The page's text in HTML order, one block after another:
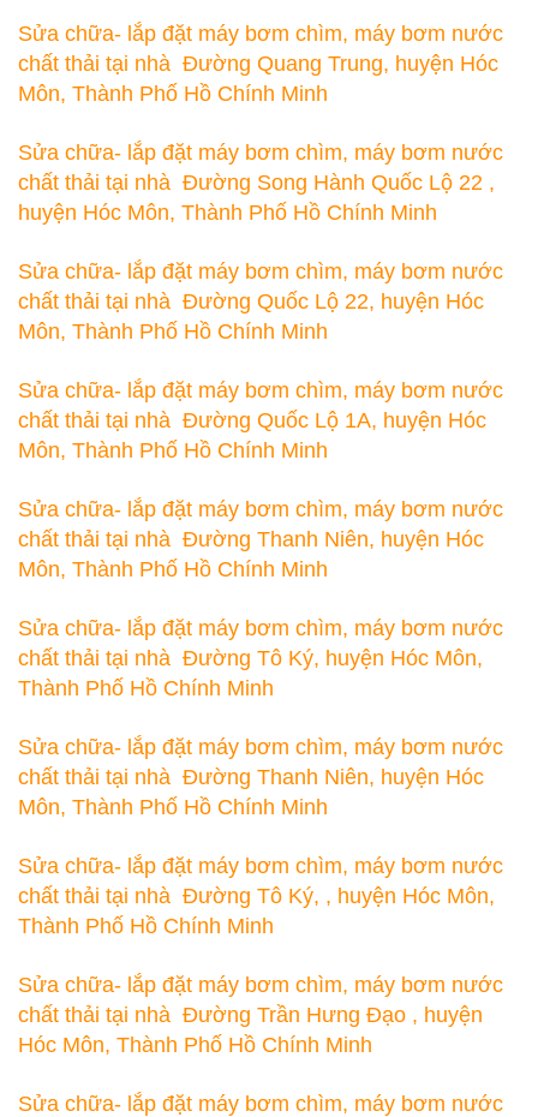
Sửa chữa- lắp đặt máy bơm chìm, máy bơm nước
chất thải tại nhà Đường Quang Trung, huyện Hóc
Môn, Thành Phố Hồ Chính Minh
Sửa chữa- lắp đặt máy bơm chìm, máy bơm nước
chất thải tại nhà Đường Song Hành Quốc Lộ 22 ,
huyện Hóc Môn, Thành Phố Hồ Chính Minh
Sửa chữa- lắp đặt máy bơm chìm, máy bơm nước
chất thải tại nhà Đường Quốc Lộ 22, huyện Hóc
Môn, Thành Phố Hồ Chính Minh
Sửa chữa- lắp đặt máy bơm chìm, máy bơm nước
chất thải tại nhà Đường Quốc Lộ 1A, huyện Hóc
Môn, Thành Phố Hồ Chính Minh
Sửa chữa- lắp đặt máy bơm chìm, máy bơm nước
chất thải tại nhà Đường Thanh Niên, huyện Hóc
Môn, Thành Phố Hồ Chính Minh
Sửa chữa- lắp đặt máy bơm chìm, máy bơm nước
chất thải tại nhà Đường Tô Ký, huyện Hóc Môn,
Thành Phố Hồ Chính Minh
Sửa chữa- lắp đặt máy bơm chìm, máy bơm nước
chất thải tại nhà Đường Thanh Niên, huyện Hóc
Môn, Thành Phố Hồ Chính Minh
Sửa chữa- lắp đặt máy bơm chìm, máy bơm nước
chất thải tại nhà Đường Tô Ký, , huyện Hóc Môn,
Thành Phố Hồ Chính Minh
Sửa chữa- lắp đặt máy bơm chìm, máy bơm nước
chất thải tại nhà Đường Trần Hưng Đạo , huyện
Hóc Môn, Thành Phố Hồ Chính Minh
Sửa chữa- lắp đặt máy bơm chìm, máy bơm nước